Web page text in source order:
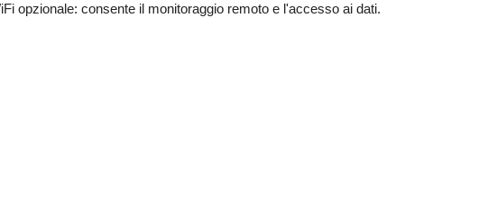
opzionale: consente il monitoraggio remoto e l'accesso ai dati.